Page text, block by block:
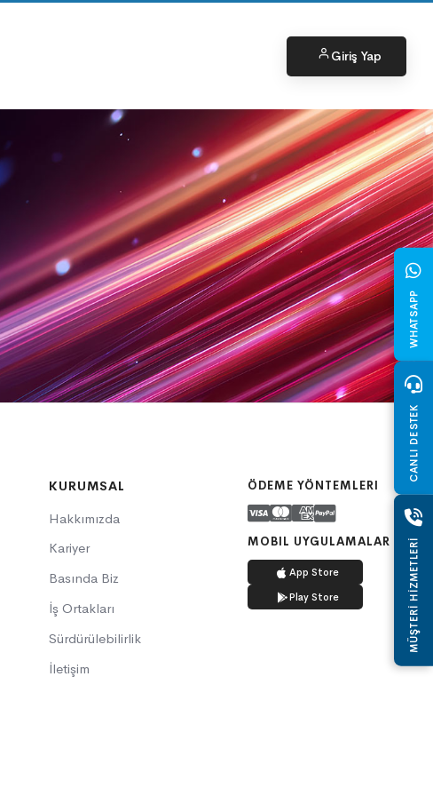
Giriş Yap
KURUMSAL
Hakkımızda
Kariyer
Basında Biz
İş Ortakları
Sürdürülebilirlik
İletişim
ÖDEME YÖNTEMLERI
MOBIL UYGULAMALAR
App Store
Play Store
WHATSAPP
CANLI DESTEK
MÜŞTERİ HİZMETLERİ